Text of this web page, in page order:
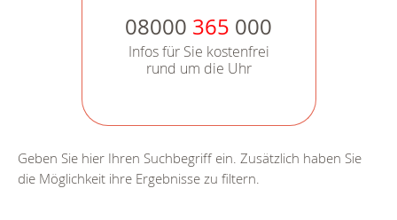
08000 365 000
Infos für Sie kostenfrei
rund um die Uhr
Geben Sie hier Ihren Suchbegriff ein. Zusätzlich haben Sie
die Möglichkeit ihre Ergebnisse zu filtern.